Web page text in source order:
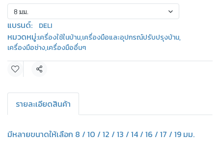
8 มม.
แบรนด์: DELI
หมวดหมู่:เครื่องใช้ในบ้าน,เครื่องมือและอุปกรณ์ปรับปรุงบ้าน,
เครื่องมือช่าง,เครื่องมืออื่นๆ
แชร์
รายละเอียดสินค้า
มีหลายขนาดให้เลือก 8 / 10 / 12 / 13 / 14 / 16 / 17 / 19 มม.